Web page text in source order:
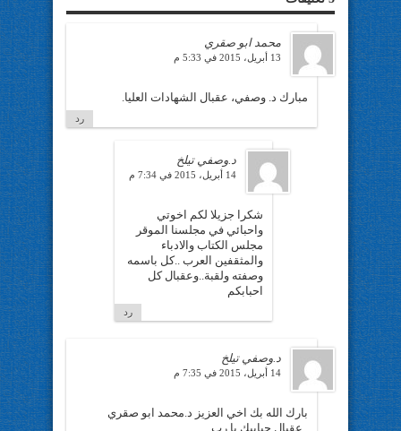
محمد ابو صقري
13 أبريل، 2015 في 5:33 م
مبارك د. وصفي، عقبال الشهادات العليا.
رد
د.وصفي تيلخ
14 أبريل، 2015 في 7:34 م
شكرا جزيلا لكم اخوتي
واحبائي في مجلسنا الموقر
مجلس الكتاب والادباء
والمثقفين العرب ..كل باسمه
وصفته ولقبة..وعقبال كل
احبابكم
رد
د.وصفي تيلخ
14 أبريل، 2015 في 7:35 م
بارك الله بك اخي العزيز د.محمد ابو صقري
..عقبال حبايبك يا رب